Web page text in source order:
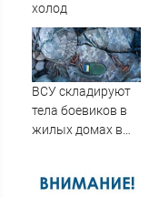
холод
ВСУ складируют
тела боевиков в
жилых домах в